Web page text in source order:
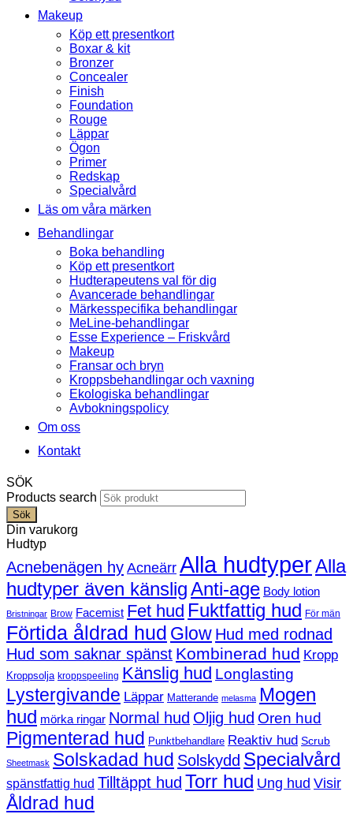
Makeup
Köp ett presentkort
Boxar & kit
Bronzer
Concealer
Finish
Foundation
Rouge
Läppar
Ögon
Primer
Redskap
Specialvård
Läs om våra märken
Behandlingar
Boka behandling
Köp ett presentkort
Hudterapeutens val för dig
Avancerade behandlingar
Märkesspecifika behandlingar
MeLine-behandlingar
Esse Experience – Friskvård
Makeup
Fransar och bryn
Kroppsbehandlingar och vaxning
Ekologiska behandlingar
Avbokningspolicy
Om oss
Kontakt
SÖK
Products search
Sök
Din varukorg
Hudtyp
Acnebenägen hy Acneärr Alla hudtyperAlla
hudtyper även känsligAnti-age Body lotion
Bristningar Brow Facemist Fet hud Fuktfattig hud För män
Förtida åldrad hud Glow Hud med rodnad
Hud som saknar spänst Kombinerad hud Kropp
Kroppsolja kroppspeeling Känslig hud Longlasting
Lystergivande Läppar Matterande melasma Mogen
hud mörka ringar Normal hud Oljig hud Oren hud
Pigmenterad hud Punktbehandlare Reaktiv hud Scrub
Sheetmask Solskadad hud Solskydd Specialvård
spänstfattig hud Tilltäppt hud Torr hud Ung hud Visir
Åldrad hud